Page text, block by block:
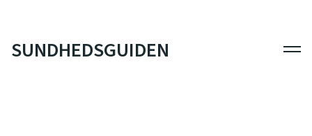
SUNDHEDSGUIDEN